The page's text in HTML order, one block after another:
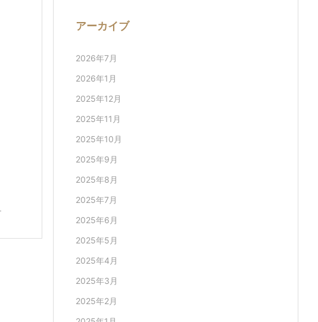
アーカイブ
2026年7月
2026年1月
2025年12月
2025年11月
2025年10月
2025年9月
2025年8月
2025年7月
2025年6月
2025年5月
2025年4月
2025年3月
2025年2月